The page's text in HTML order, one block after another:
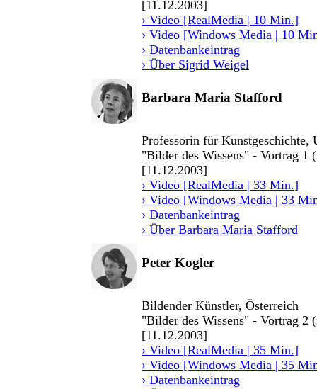
[11.12.2003]
› Video [RealMedia | 10 Min.]
› Video [Windows Media | 10
› Datenbankeintrag
› Über Sigrid Weigel
Barbara Maria Stafford
Professorin für Kunstgeschichte,
"Bilder des Wissens" - Vortrag 1
[11.12.2003]
› Video [RealMedia | 33 Min.]
› Video [Windows Media | 33
› Datenbankeintrag
› Über Barbara Maria Stafford
Peter Kogler
Bildender Künstler, Österreich
"Bilder des Wissens" - Vortrag 2
[11.12.2003]
› Video [RealMedia | 35 Min.]
› Video [Windows Media | 35
› Datenbankeintrag